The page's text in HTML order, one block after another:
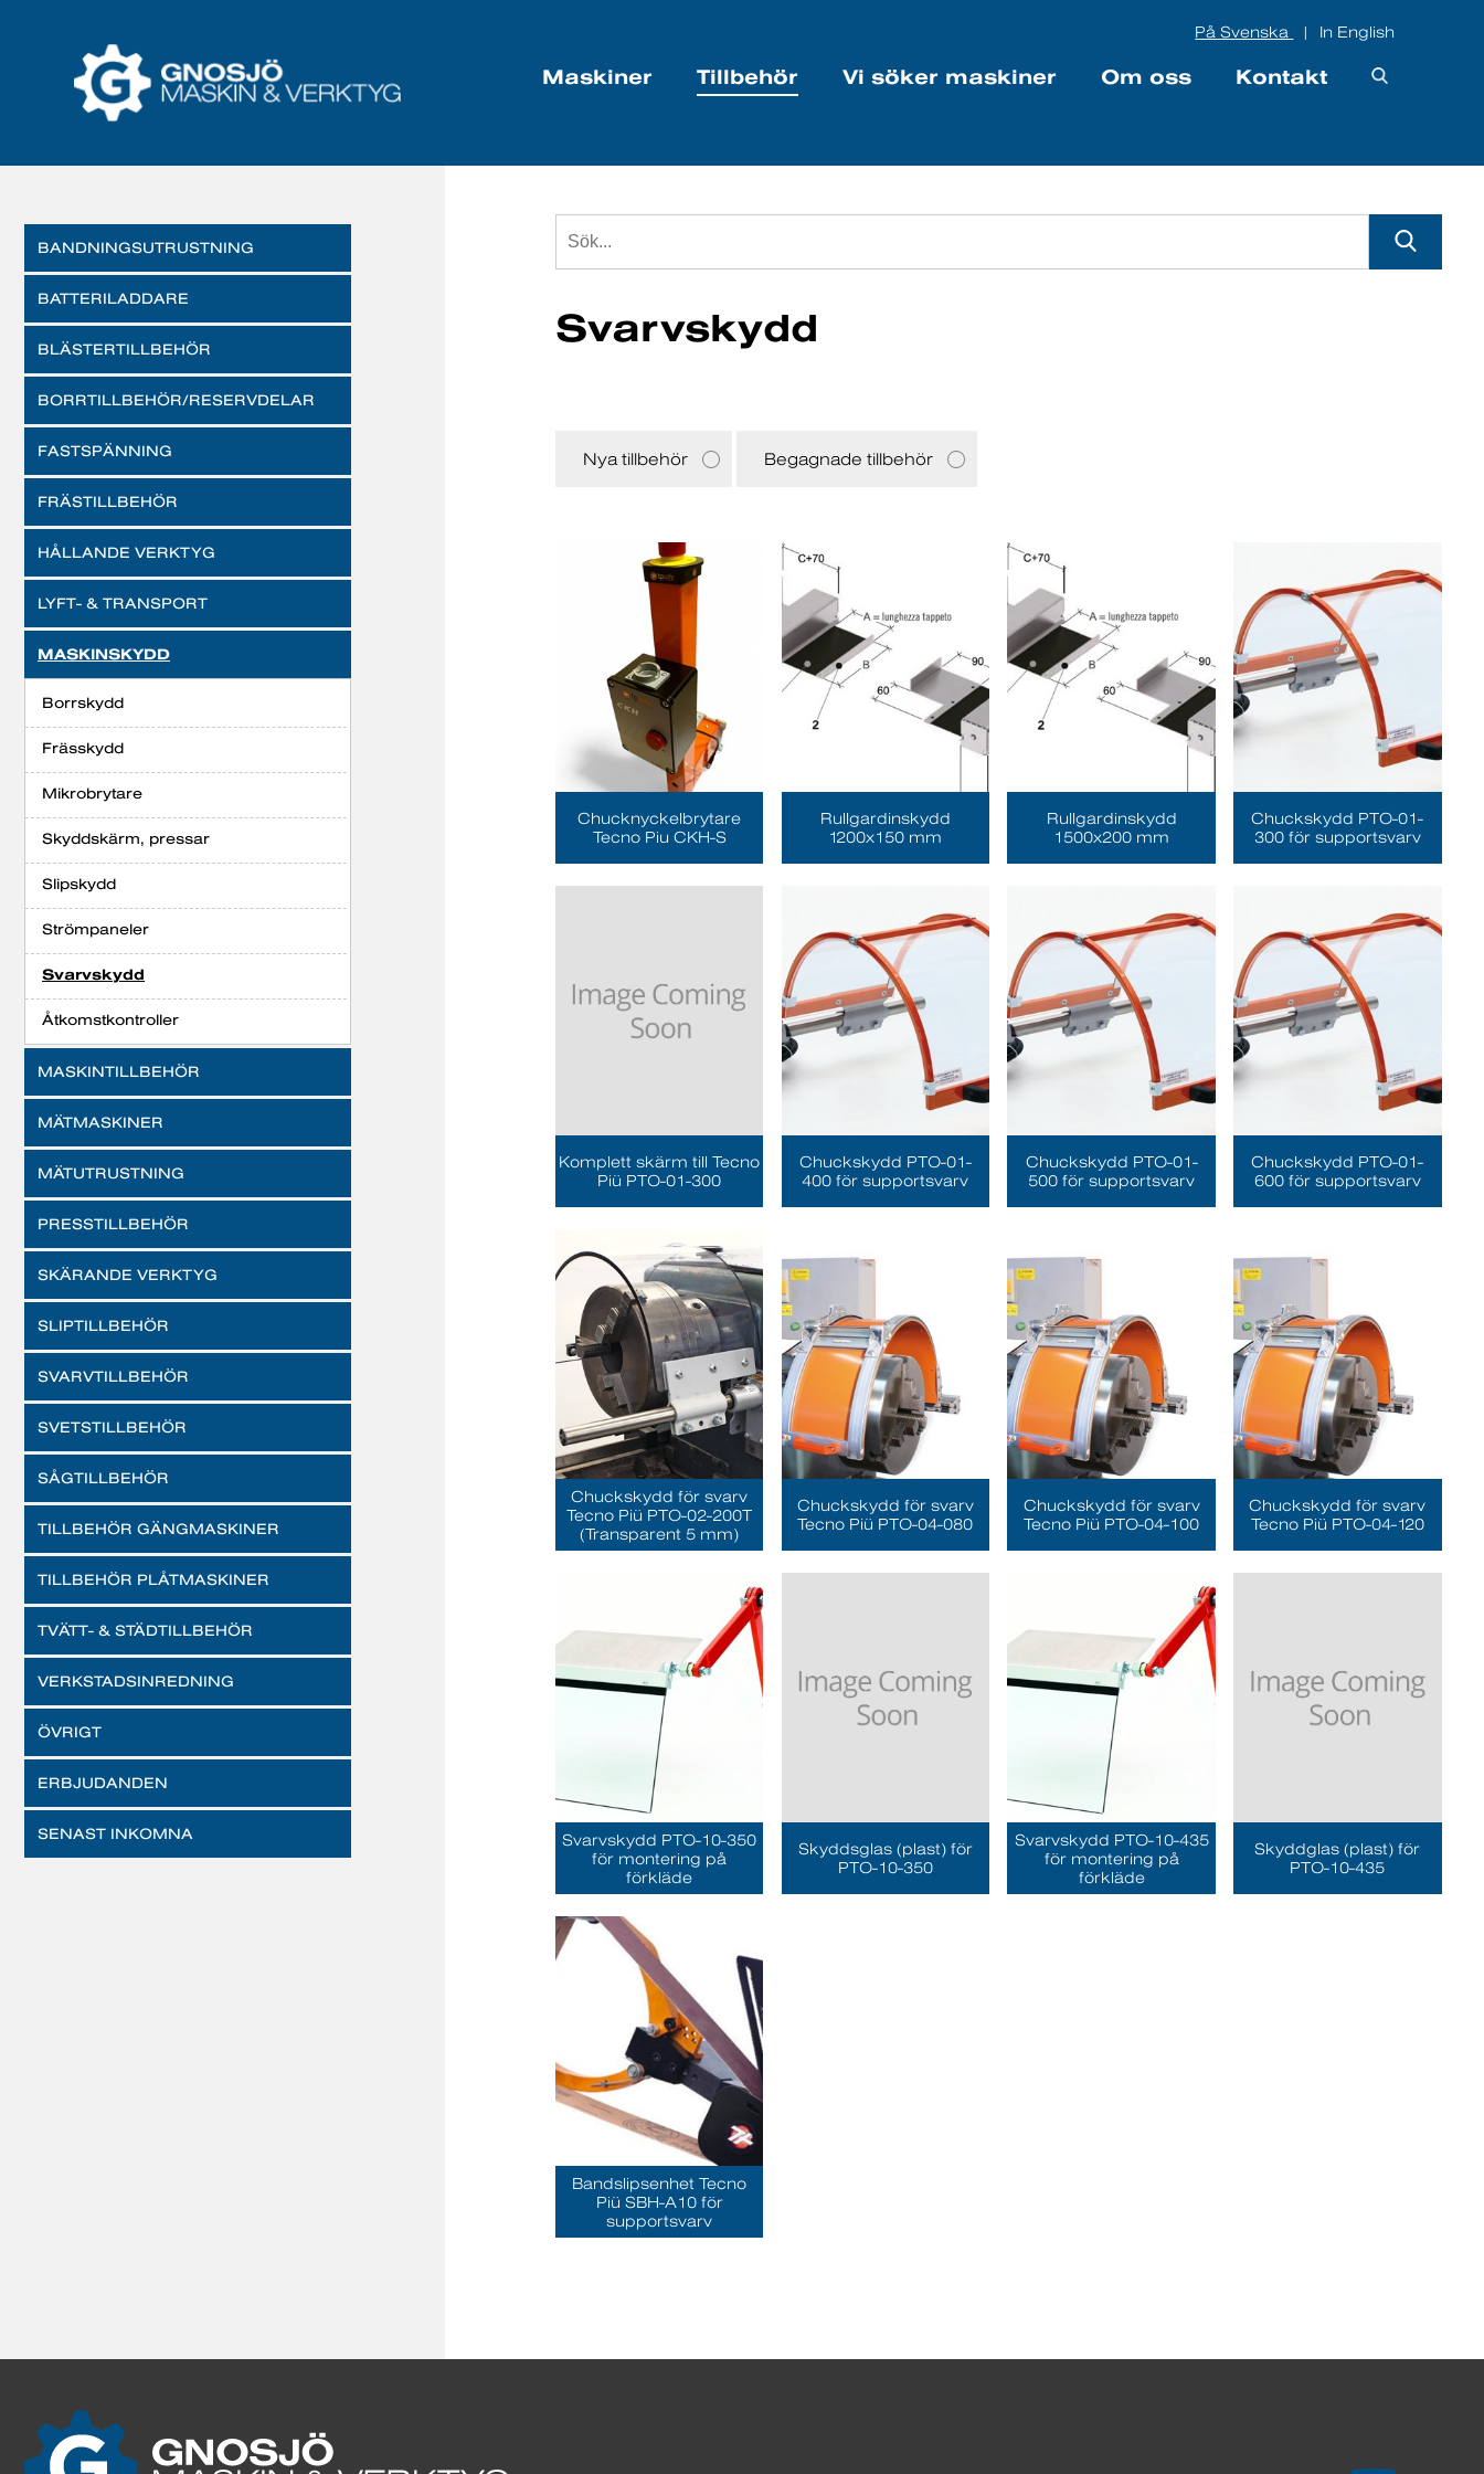
På Svenska In English
Maskiner Tillbehör Vi söker maskiner Om oss Kontakt
BANDNINGSUTRUSTNING
BATTERILADDARE
BLÄSTERTILLBEHÖR
BORRTILLBEHÖR/RESERVDELAR
FASTSPÄNNING
FRÄSTILLBEHÖR
HÅLLANDE VERKTYG
LYFT- & TRANSPORT
MASKINSKYDD
Borrskydd
Frässkydd
Mikrobrytare
Skyddskärm, pressar
Slipskydd
Strömpaneler
Svarvskydd
Åtkomstkontroller
MASKINTILLBEHÖR
MÄTMASKINER
MÄTUTRUSTNING
PRESSTILLBEHÖR
SKÄRANDE VERKTYG
SLIPTILLBEHÖR
SVARVTILLBEHÖR
SVETSTILLBEHÖR
SÅGTILLBEHÖR
TILLBEHÖR GÄNGMASKINER
TILLBEHÖR PLÅTMASKINER
TVÄTT- & STÄDTILLBEHÖR
VERKSTADSINREDNING
ÖVRIGT
ERBJUDANDEN
SENAST INKOMNA
Svarvskydd
Nya tillbehör Begagnade tillbehör
Chucknyckelbrytare
Tecno Piu CKH-S
Rullgardinskydd
1200x150 mm
Rullgardinskydd
1500x200 mm
Chuckskydd PTO-01-
300 för supportsvarv
Komplett skärm till Tecno
Piü PTO-01-300
Chuckskydd PTO-01-
400 för supportsvarv
Chuckskydd PTO-01-
500 för supportsvarv
Chuckskydd PTO-01-
600 för supportsvarv
Chuckskydd för svarv
Tecno Piü PTO-02-200T
(Transparent 5 mm)
Chuckskydd för svarv
Tecno Piü PTO-04-080
Chuckskydd för svarv
Tecno Piü PTO-04-100
Chuckskydd för svarv
Tecno Piü PTO-04-120
Svarvskydd PTO-10-350
för montering på
förkläde
Skyddsglas (plast) för
PTO-10-350
Svarvskydd PTO-10-435
för montering på
förkläde
Skyddglas (plast) för
PTO-10-435
Bandslipsenhet Tecno
Piü SBH-A10 för
supportsvarv